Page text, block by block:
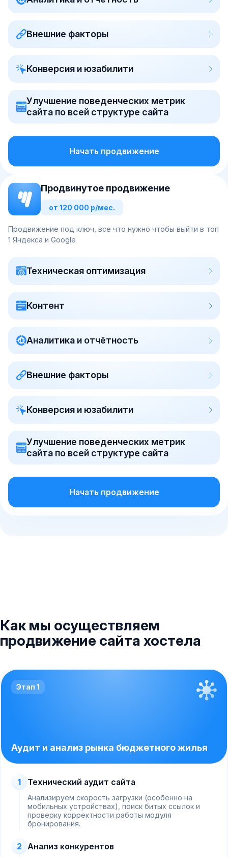
Внешние факторы
Конверсия и юзабилити
Улучшение поведенческих метрик
сайта по всей структуре сайта
Начать продвижение
Продвинутое продвижение
от 120 000 р/мес.
Продвижение под ключ, все что нужно чтобы выйти в топ
1 Яндекса и Google
Техническая оптимизация
Контент
Аналитика и отчётность
Внешние факторы
Конверсия и юзабилити
Улучшение поведенческих метрик
сайта по всей структуре сайта
Начать продвижение
Как мы осуществляем
продвижение сайта хостела
Этап 1
Аудит и анализ рынка бюджетного жилья
1 Технический аудит сайта
Анализируем скорость загрузки (особенно на
мобильных устройствах), поиск битых ссылок и
проверку корректности работы модуля
бронирования.
2 Анализ конкурентов